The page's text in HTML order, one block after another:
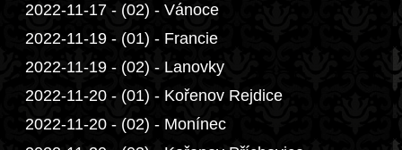
2022-11-17 - (02) - Vánoce
2022-11-19 - (01) - Francie
2022-11-19 - (02) - Lanovky
2022-11-20 - (01) - Kořenov Rejdice
2022-11-20 - (02) - Monínec